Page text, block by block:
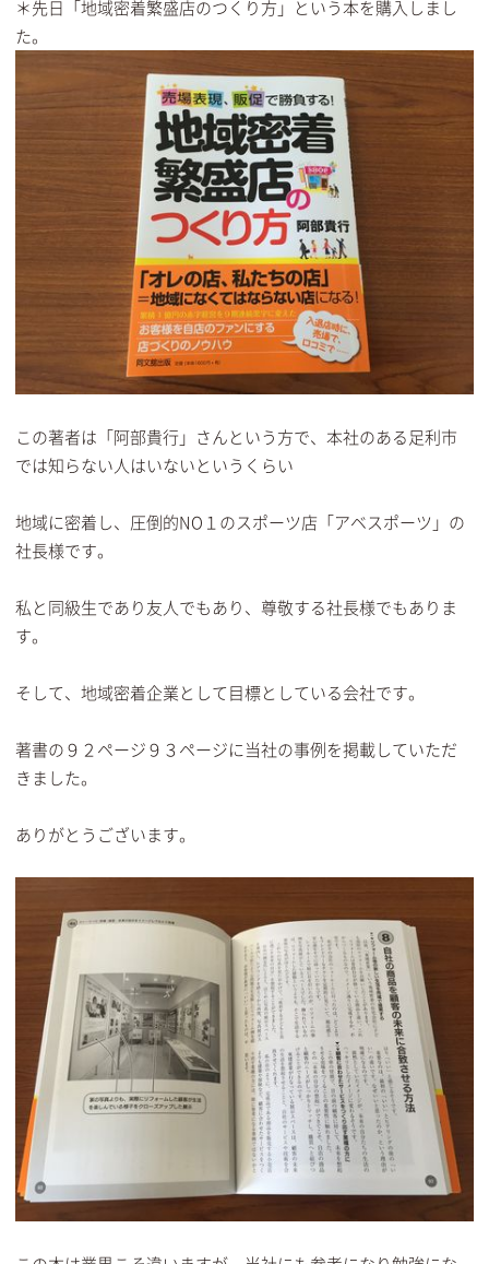
＊先日「地域密着繁盛店のつくり方」という本を購入しまし
た。
この著者は「阿部貴行」さんという方で、本社のある足利市
では知らない人はいないというくらい
地域に密着し、圧倒的NO１のスポーツ店「アベスポーツ」の
社長様です。
私と同級生であり友人でもあり、尊敬する社長様でもありま
す。
そして、地域密着企業として目標としている会社です。
著書の９２ページ９３ページに当社の事例を掲載していただ
きました。
ありがとうございます。